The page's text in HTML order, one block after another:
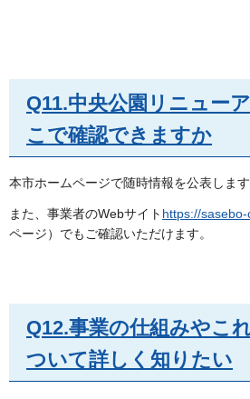
Q11.中央公園リニュー
こで確認できますか
本市ホームページで随時情報を公表します
また、事業者のWebサイト https://
ページ）でもご確認いただけます。
Q12.事業の仕組みやこ
ついて詳しく知りたい